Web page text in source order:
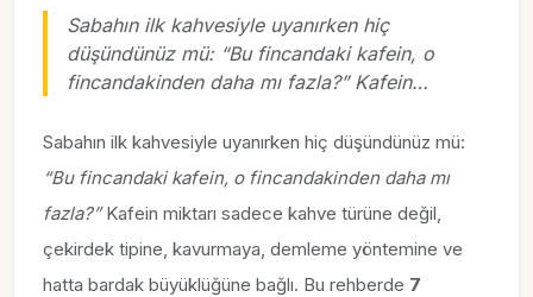
Sabahın ilk kahvesiyle uyanırken hiç
düşündünüz mü: “Bu fincandaki kafein, o
fincandakinden daha mı fazla?” Kafein…
Sabahın ilk kahvesiyle uyanırken hiç düşündünüz mü:
“Bu fincandaki kafein, o fincandakinden daha mı
fazla?”Kafein miktarı sadece kahve türüne değil,
çekirdek tipine, kavurmaya, demleme yöntemine ve
hatta bardak büyüklüğüne bağlı. Bu rehberde 7